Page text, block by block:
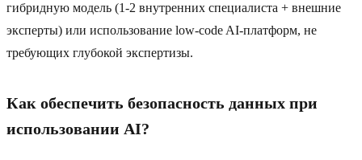
гибридную модель (1-2 внутренних специалиста + внешние
эксперты) или использование low-code AI-платформ, не
требующих глубокой экспертизы.
Как обеспечить безопасность данных при
использовании AI?